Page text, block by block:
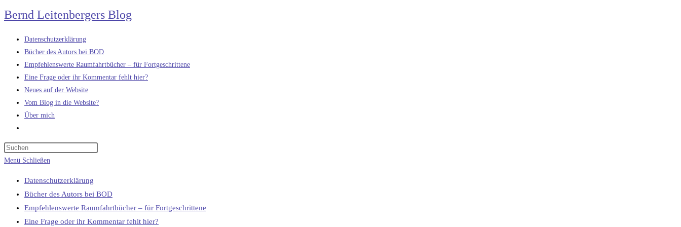
Zum
Inhalt
springen
Bernd Leitenbergers Blog
Datenschutzerklärung
Bücher des Autors bei BOD
Empfehlenswerte Raumfahrtbücher – für Fortgeschrittene
Eine Frage oder ihr Kommentar fehlt hier?
Neues auf der Website
Vom Blog in die Website?
Über mich
umschalten
Menü Schließen
Datenschutzerklärung
Bücher des Autors bei BOD
Empfehlenswerte Raumfahrtbücher – für Fortgeschrittene
Eine Frage oder ihr Kommentar fehlt hier?